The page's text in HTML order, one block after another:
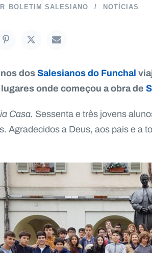
BOLETIM SALESIANO NOTÍCIAS
dosSalesianos do Funchal
onde começou a obra de
Casa. Sessenta e três jovens
Agradecidos a Deus, aos pais e a